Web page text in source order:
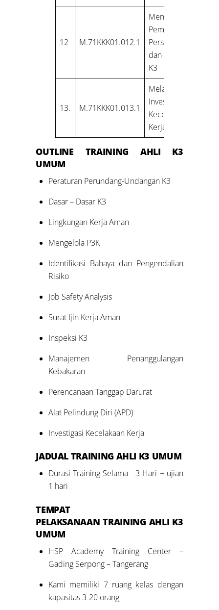
12 M.71KKK01.012.1
Mengevaluasi
Pemenuhan
Persyaratan
dan Prosedur
K3
13. M.71KKK01.013.1
Melakukan
Investigasi
Kecelakaan
Kerja
OUTLINE TRAINING AHLI K3
UMUM
Peraturan Perundang-Undangan K3
Dasar – Dasar K3
Lingkungan Kerja Aman
Mengelola P3K
Identifikasi Bahaya dan Pengendalian
Risiko
Job Safety Analysis
Surat Ijin Kerja Aman
Inspeksi K3
Manajemen Penanggulangan
Kebakaran
Perencanaan Tanggap Darurat
Alat Pelindung Diri (APD)
Investigasi Kecelakaan Kerja
JADUAL TRAINING AHLI K3 UMUM
Durasi Training Selama 3 Hari + ujian
1 hari
TEMPAT
PELAKSANAANTRAINING AHLI K3
UMUM
HSP Academy Training Center –
Gading Serpong – Tangerang
Kami memiliki 7 ruang kelas dengan
kapasitas 3-20 orang